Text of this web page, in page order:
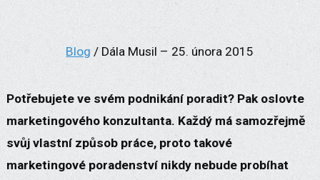
Blog / Dála Musil – 25. února 2015
Potřebujete ve svém podnikání poradit? Pak oslovte
marketingového konzultanta. Každý má samozřejmě
svůj vlastní způsob práce, proto takové
marketingové poradenství nikdy nebude probíhat